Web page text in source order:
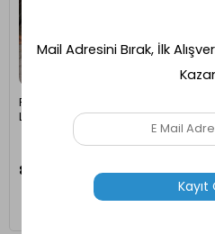
Reyo Pet Suya Soğuğa Dayanıklı
Lüks Büyük Boy Ahşap Köpek
Kulübesi 100x100x78 cm Ceviz
8.299,00 TL